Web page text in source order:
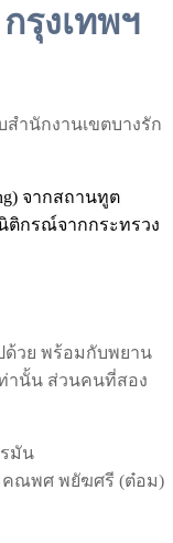
รุงเทพฯ
ำนักงานเขตบางรัก
จากสถานทูต
ติกรณ์จากกระทรวง
ด้วย พร้อมกับพยาน
านั้น ส่วนคนที่สอง
มัน
คณพศ พยัฆศรี (ต๋อม)